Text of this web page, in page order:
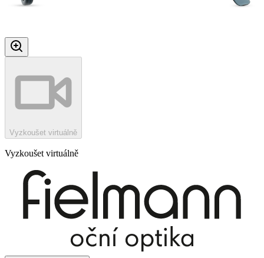
Vyzkoušet virtuálně
Vyzkoušet virtuálně